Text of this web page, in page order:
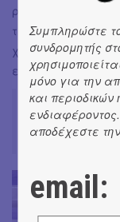
ρέπει στο φτηνό
την κιτς
χειροκροτήσει
ενδεχομένως
Μάθετε
παράσταση
Συμπληρώστε
συνδρομητής
μόνο για την
και περιοδικών
αποδέχεστε την
email: